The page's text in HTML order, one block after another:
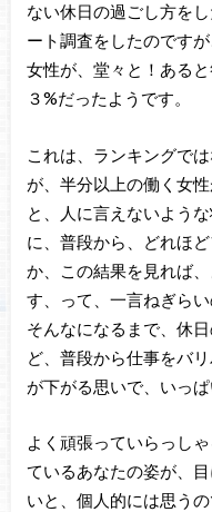
ない休日の過ごし方を
ート調査をしたのです
女性が、堂々と！ある
３%だったようです。
これは、ランキングで
が、半分以上の働く女
と、人に言えないよう
に、普段から、どれほ
か、この結果を見れば
す、って、一言ねぎら
そんなになるまで、休
ど、普段から仕事をバ
が下がる思いで、いっぱ
よく頑張っていらっし
ているあなたの姿が、
いと、個人的には思う